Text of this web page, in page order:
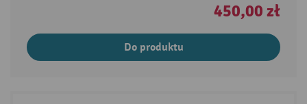
450,00 zł
Do produktu